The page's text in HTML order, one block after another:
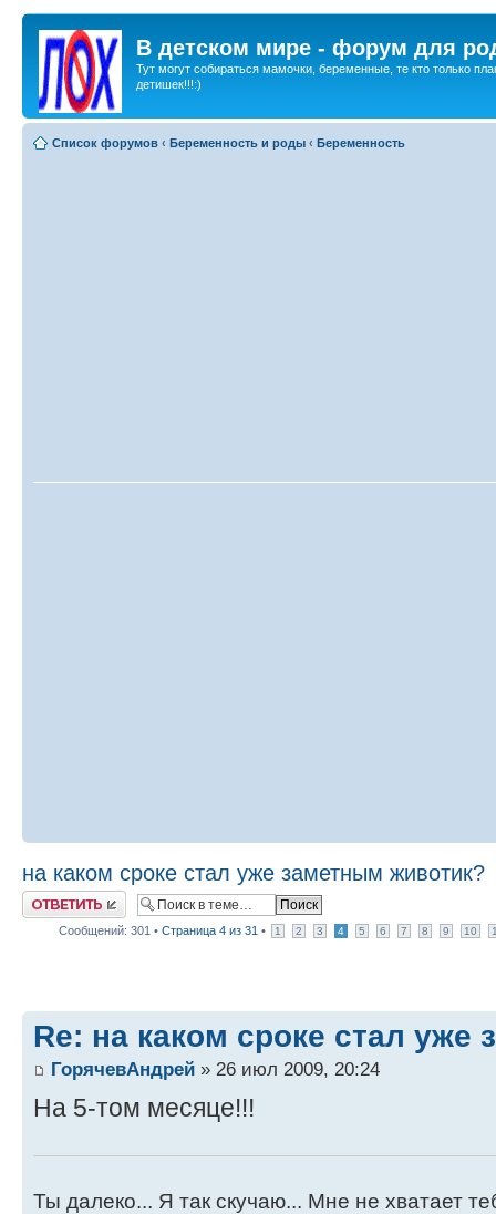
В детском мире - форум для
Тут могут собираться мамочки, беременные, те кто только
детишек!!!:)
Список форумов ‹ Беременность и роды ‹ Беременность
на каком сроке стал уже заметным животик?
Ответить
Сообщений: 301 • Страница 4 из 31 • 1 2 3 4 5 6 7 8 9 10
Re: на каком сроке стал уже
ГорячевАндрей » 26 июл 2009, 20:24
На 5-том месяце!!!
Ты далеко... Я так скучаю... Мне не хватает